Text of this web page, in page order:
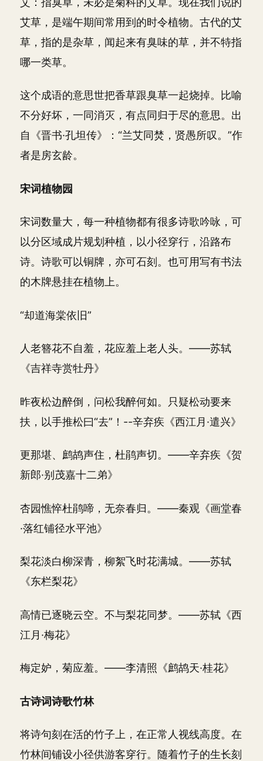
艾草，是端午期间常用到的时令植物。古代的艾
草，指的是杂草，闻起来有臭味的草，并不特指
哪一类草。
这个成语的意思世把香草跟臭草一起烧掉。比喻
不分好坏，一同消灭，有点同归于尽的意思。出
自《晋书·孔坦传》：“兰艾同焚，贤愚所叹。”作
者是房玄龄。
宋词植物园
宋词数量大，每一种植物都有很多诗歌吟咏，可
以分区域成片规划种植，以小径穿行，沿路布
诗。诗歌可以铜牌，亦可石刻。也可用写有书法
的木牌悬挂在植物上。
“却道海棠依旧”
人老簪花不自羞，花应羞上老人头。——苏轼
《吉祥寺赏牡丹》
昨夜松边醉倒，问松我醉何如。只疑松动要来
扶，以手推松曰“去”！--辛弃疾《西江月·遣兴》
更那堪、鹧鸪声住，杜鹃声切。——辛弃疾《贺
新郎·别茂嘉十二弟》
杏园憔悴杜鹃啼，无奈春归。——秦观《画堂春
·落红铺径水平池》
梨花淡白柳深青，柳絮飞时花满城。——苏轼
《东栏梨花》
高情已逐晓云空。不与梨花同梦。——苏轼《西
江月·梅花》
梅定妒，菊应羞。——李清照《鹧鸪天·桂花》
古诗词诗歌竹林
将诗句刻在活的竹子上，在正常人视线高度。在
竹林间铺设小径供游客穿行。随着竹子的生长刻